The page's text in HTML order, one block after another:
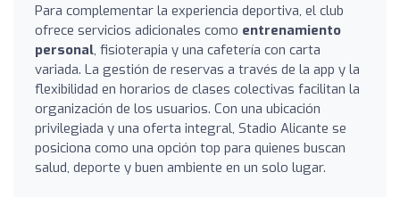
Para complementar la experiencia deportiva, el club
ofrece servicios adicionales como entrenamiento
personal, fisioterapia y una cafetería con carta
variada. La gestión de reservas a través de la app y la
flexibilidad en horarios de clases colectivas facilitan la
organización de los usuarios. Con una ubicación
privilegiada y una oferta integral, Stadio Alicante se
posiciona como una opción top para quienes buscan
salud, deporte y buen ambiente en un solo lugar.